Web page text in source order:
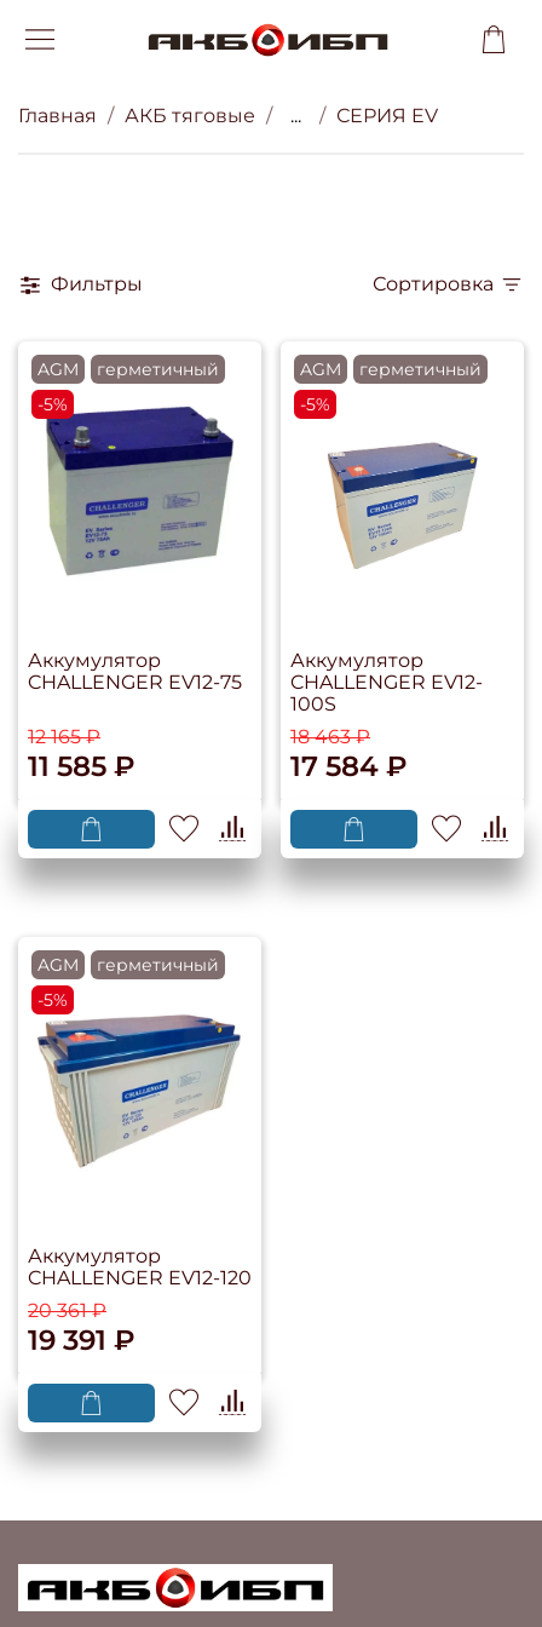
Главная АКБ тяговые ... СЕРИЯ EV
Фильтры Сортировка
AGM
герметичный
-5%
Аккумулятор
CHALLENGER EV12-75
12 165 ₽
11 585 ₽
AGM
герметичный
-5%
Аккумулятор
CHALLENGER EV12-
100S
18 463 ₽
17 584 ₽
AGM
герметичный
-5%
Аккумулятор
CHALLENGER EV12-120
20 361 ₽
19 391 ₽